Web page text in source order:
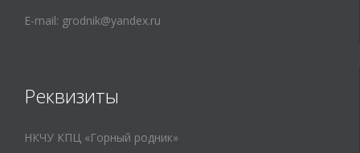
E-mail: grodnik@yandex.ru
Реквизиты
НКЧУ КПЦ «Горный родник»